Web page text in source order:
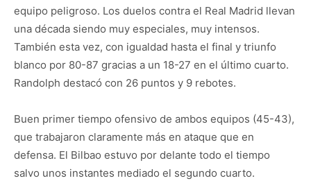
equipo peligroso. Los duelos contra el Real Madrid llevan
una década siendo muy especiales, muy intensos.
También esta vez, con igualdad hasta el final y triunfo
blanco por 80-87 gracias a un 18-27 en el último cuarto.
Randolph destacó con 26 puntos y 9 rebotes.
Buen primer tiempo ofensivo de ambos equipos (45-43),
que trabajaron claramente más en ataque que en
defensa. El Bilbao estuvo por delante todo el tiempo
salvo unos instantes mediado el segundo cuarto.